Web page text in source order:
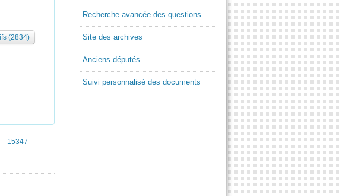
(2834)
15347
Recherche avancée des questions
Site des archives
Anciens députés
Suivi personnalisé des documents